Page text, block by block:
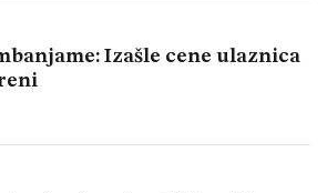
Izašle cene ulaznica